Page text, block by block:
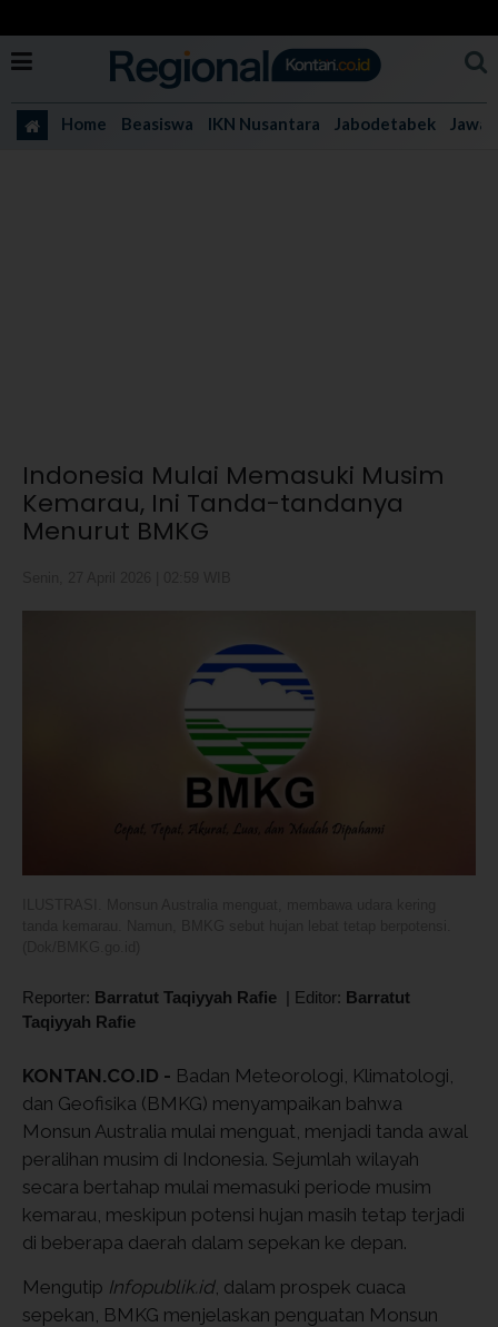
Home Beasiswa IKN Nusantara Jabodetabek Jawa
Indonesia Mulai Memasuki Musim
Kemarau, Ini Tanda-tandanya
Menurut BMKG
Reporter: Barratut Taqiyyah Rafie | Editor: Barratut
Taqiyyah Rafie
KONTAN.CO.ID - Badan Meteorologi, Klimatologi,
dan Geofisika (BMKG) menyampaikan bahwa
Monsun Australia mulai menguat, menjadi tanda awal
peralihan musim di Indonesia. Sejumlah wilayah
secara bertahap mulai memasuki periode musim
kemarau, meskipun potensi hujan masih tetap terjadi
di beberapa daerah dalam sepekan ke depan.
Mengutip Infopublik.id, dalam prospek cuaca
sepekan, BMKG menjelaskan penguatan Monsun